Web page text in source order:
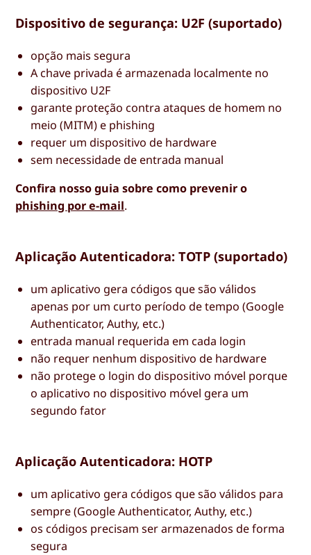
Dispositivo de segurança: U2F (suportado)
opção mais segura
A chave privada é armazenada localmente no
dispositivo U2F
garante proteção contra ataques de homem no
meio (MITM) e phishing
requer um dispositivo de hardware
sem necessidade de entrada manual
Confira nosso guia sobre como prevenir o
phishing por e-mail.
Aplicação Autenticadora: TOTP (suportado)
um aplicativo gera códigos que são válidos
apenas por um curto período de tempo (Google
Authenticator, Authy, etc.)
entrada manual requerida em cada login
não requer nenhum dispositivo de hardware
não protege o login do dispositivo móvel porque
o aplicativo no dispositivo móvel gera um
segundo fator
Aplicação Autenticadora: HOTP
um aplicativo gera códigos que são válidos para
sempre (Google Authenticator, Authy, etc.)
os códigos precisam ser armazenados de forma
segura